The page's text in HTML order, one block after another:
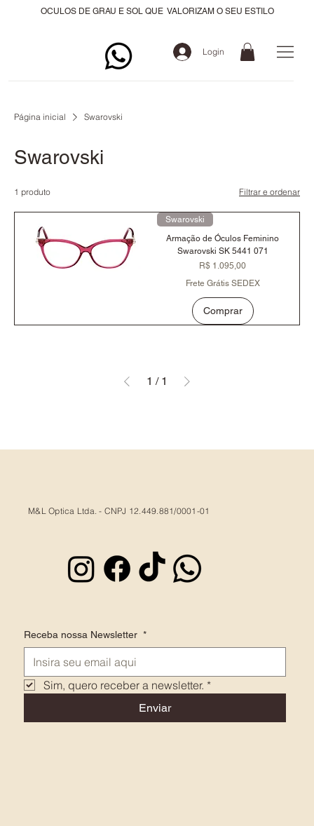
OCULOS DE GRAU E SOL QUE VALORIZAM O SEU ESTILO
Login
Página inicial Swarovski
Swarovski
1 produto Filtrar e ordenar
Swarovski
Armação de Óculos Feminino
Swarovski SK 5441 071
Preço
R$ 1.095,00
Frete Grátis SEDEX
Comprar
1 / 1
M&L Optica Ltda. - CNPJ 12.449.881/0001-01
Receba nossa Newsletter *
Sim, quero receber a newsletter. *
Enviar